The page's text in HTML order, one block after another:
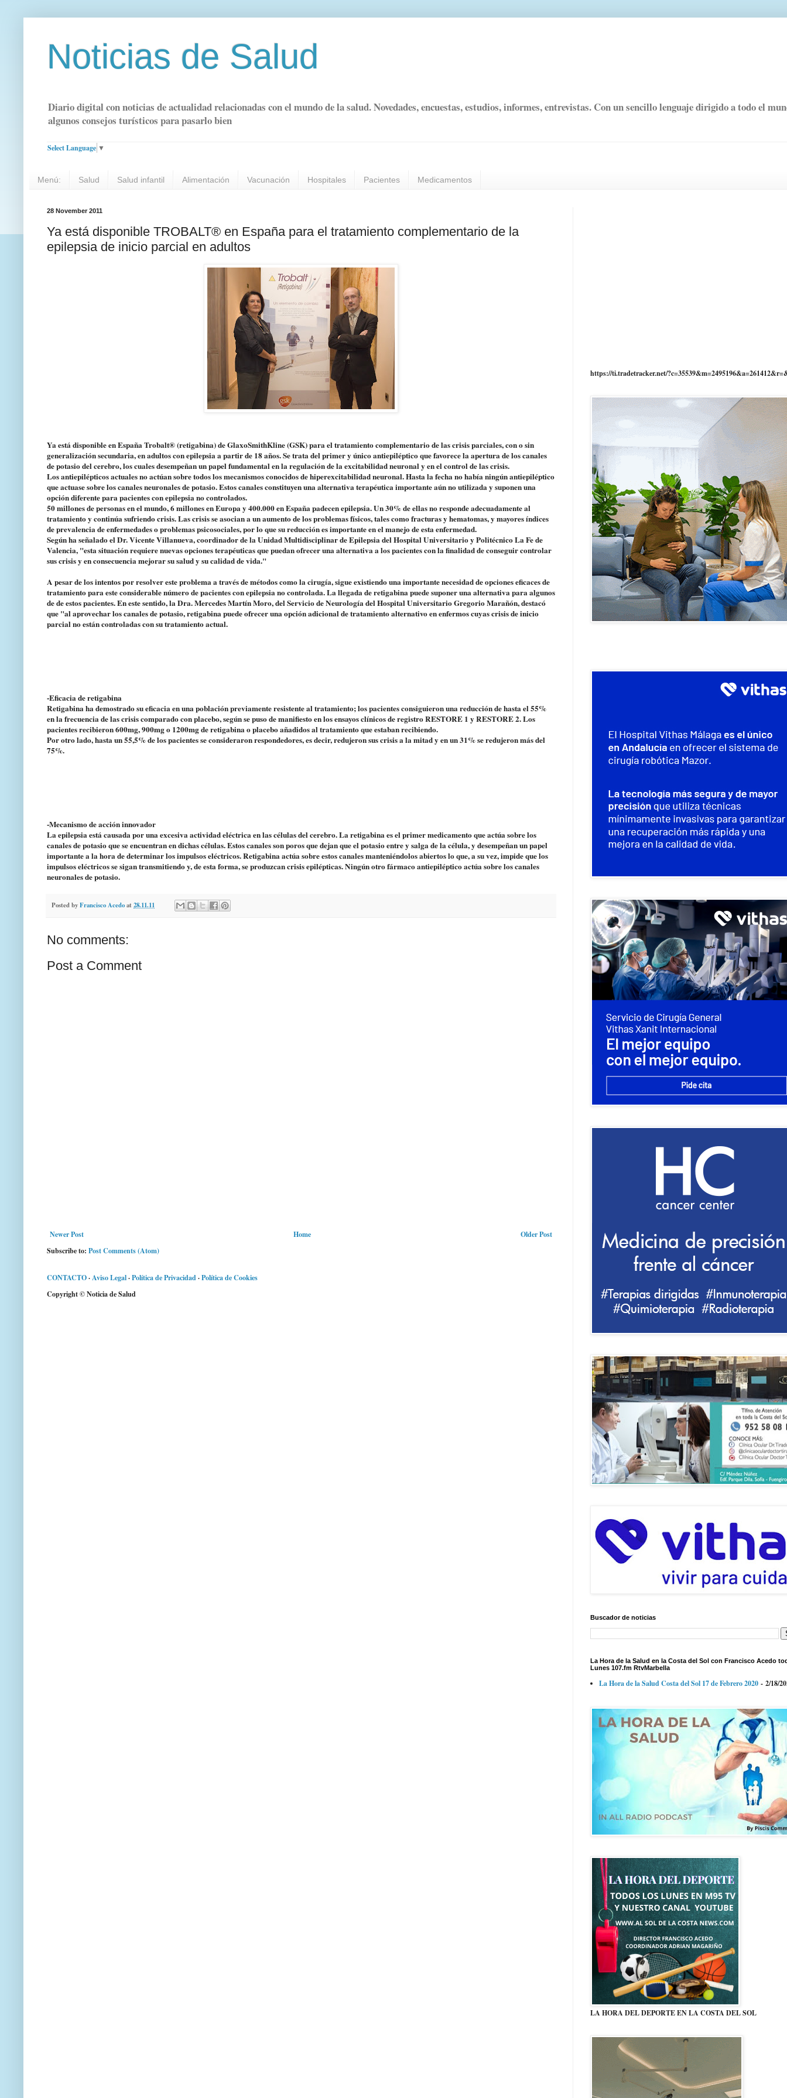
Noticias de Salud
Diario digital con noticias de actualidad relacionadas con el mundo de la salud. Novedades, encuestas, estudios, informes, entrevistas. Con un sencillo lenguaje dirigido a todo el
algunos consejos turísticos para pasarlo bien
Select Language ▼
Menú: Salud Salud infantil Alimentación Vacunación Hospitales Pacientes Medicamentos
28 November 2011
Ya está disponible TROBALT® en España para el tratamiento complementario de la
epilepsia de inicio parcial en adultos
Ya está disponible en España Trobalt® (retigabina) de GlaxoSmithKline (GSK) para el tratamiento complementario de las crisis parciales, con o sin
generalización secundaria, en adultos con epilepsia a partir de 18 años. Se trata del primer y único antiepiléptico que favorece la apertura de los canales
de potasio del cerebro, los cuales desempeñan un papel fundamental en la regulación de la excitabilidad neuronal y en el control de las crisis.
Los antiepilépticos actuales no actúan sobre todos los mecanismos conocidos de hiperexcitabilidad neuronal. Hasta la fecha no había ningún antiepiléptico
que actuase sobre los canales neuronales de potasio. Estos canales constituyen una alternativa terapéutica importante aún no utilizada y suponen una
opción diferente para pacientes con epilepsia no controlados.
50 millones de personas en el mundo, 6 millones en Europa y 400.000 en España padecen epilepsia. Un 30% de ellas no responde adecuadamente al
tratamiento y continúa sufriendo crisis. Las crisis se asocian a un aumento de los problemas físicos, tales como fracturas y hematomas, y mayores índices
de prevalencia de enfermedades o problemas psicosociales, por lo que su reducción es importante en el manejo de esta enfermedad.
Según ha señalado el Dr. Vicente Villanueva, coordinador de la Unidad Multidisciplinar de Epilepsia del Hospital Universitario y Politécnico La Fe de
Valencia, "esta situación requiere nuevas opciones terapéuticas que puedan ofrecer una alternativa a los pacientes con la finalidad de conseguir controlar
sus crisis y en consecuencia mejorar su salud y su calidad de vida."
A pesar de los intentos por resolver este problema a través de métodos como la cirugía, sigue existiendo una importante necesidad de opciones eficaces de
tratamiento para este considerable número de pacientes con epilepsia no controlada. La llegada de retigabina puede suponer una alternativa para algunos
de de estos pacientes. En este sentido, la Dra. Mercedes Martín Moro, del Servicio de Neurología del Hospital Universitario Gregorio Marañón, destacó
que "al aprovechar los canales de potasio, retigabina puede ofrecer una opción adicional de tratamiento alternativo en enfermos cuyas crisis de inicio
parcial no están controladas con su tratamiento actual.
-Eficacia de retigabina
Retigabina ha demostrado su eficacia en una población previamente resistente al tratamiento; los pacientes consiguieron una reducción de hasta el 55%
en la frecuencia de las crisis comparado con placebo, según se puso de manifiesto en los ensayos clínicos de registro RESTORE 1 y RESTORE 2. Los
pacientes recibieron 600mg, 900mg o 1200mg de retigabina o placebo añadidos al tratamiento que estaban recibiendo.
Por otro lado, hasta un 55,5% de los pacientes se consideraron respondedores, es decir, redujeron sus crisis a la mitad y en un 31% se redujeron más del
75%.
-Mecanismo de acción innovador
La epilepsia está causada por una excesiva actividad eléctrica en las células del cerebro. La retigabina es el primer medicamento que actúa sobre los
canales de potasio que se encuentran en dichas células. Estos canales son poros que dejan que el potasio entre y salga de la célula, y desempeñan un papel
importante a la hora de determinar los impulsos eléctricos. Retigabina actúa sobre estos canales manteniéndolos abiertos lo que, a su vez, impide que los
impulsos eléctricos se sigan transmitiendo y, de esta forma, se produzcan crisis epilépticas. Ningún otro fármaco antiepiléptico actúa sobre los canales
neuronales de potasio.
Posted byFrancisco Acedoat 28.11.11
No comments:
Post a Comment
Newer Post Older Post
Home
Subscribe to: Post Comments (Atom)
CONTACTO·Aviso Legal·Política de Privacidad·Política de Cookies
Copyright © Noticia de Salud
https://ti.tradetracker.net/
Buscador de noticias
La Hora de la Salud en la Costa del Sol con Francisco Acedo
Lunes 107.fm RtvMarbella
La Hora de la Salud Costa del Sol 17 de Febrero 2020 - 2/18/
LA HORA DEL DEPORTE EN LA COSTA DEL SOL